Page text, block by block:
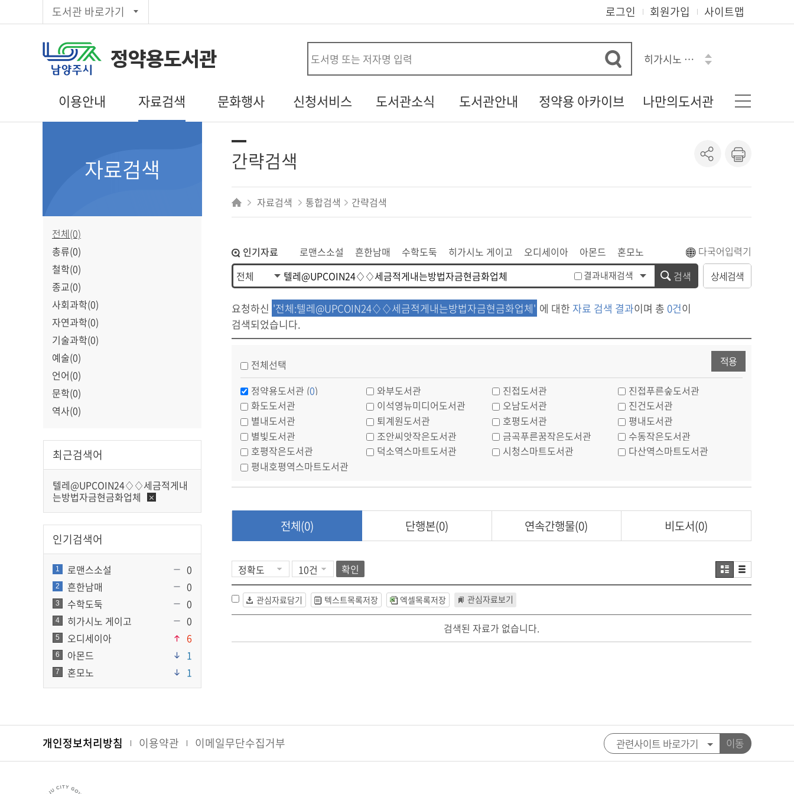
도서관 바로가기 로그인 회원가입 사이트맵
정약용도서관
히가시노 게이고
혼모노
로맨스소설
이용안내
대출/반납/예약
자료검색
신착자료목록
문화행사
문화행사 신청
독서동아리
신청서비스
두루두루 서비스
내생애첫도서관
책바다
도서관견학신청
도서관소식
기증도서알림
도서관안내
자료현황
정약용 아카이브
정약용 선생 관련 자료
나만의도서관
나의신청정보
상호대차조회
도서추천서비스
책이음회원전환
자료검색
전체(0)
총류(0)
철학(0)
종교(0)
사회과학(0)
자연과학(0)
기술과학(0)
예술(0)
언어(0)
문학(0)
역사(0)
최근검색어
텔레@UPCOIN24♢♢세금적게내
는방법자금현금화업체
인기검색어
1 로맨스소설 0
2 흔한남매 0
3 수학도둑 0
4 히가시노 게이고 0
5 오디세이아 6
6 아몬드 1
7 혼모노 1
간략검색
자료검색 통합검색 간략검색
인기자료 로맨스소설 흔한남매 수학도둑 히가시노 게이고 오디세이아 아몬드
혼모노
상세검색
검색
결과내재검색
다국어입력기
요청하신 '전체:텔레@UPCOIN24♢♢세금적게내는방법자금현금화업체' 에 대한 자료 검색 결과이며 총 0건이
검색되었습니다.
전체선택
정약용도서관 (0) 와부도서관 진접도서관
진접푸른숲도서관
화도도서관
이석영뉴미디어도서관 오남도서관
진건도서관
별내도서관
퇴계원도서관 호평도서관
평내도서관
별빛도서관
조안씨앗작은도서관 금곡푸른꿈작은도서관
수동작은도서관
호평작은도서관
덕소역스마트도서관 시청스마트도서관
다산역스마트도서관
평내호평역스마트도서관
적용
전체(0) 단행본(0) 연속간행물(0) 비도서(0)
확인
관심자료담기 텍스트목록저장 엑셀목록저장 관심자료보기
검색된 자료가 없습니다.
개인정보처리방침 이용약관 이메일무단수집거부 이동